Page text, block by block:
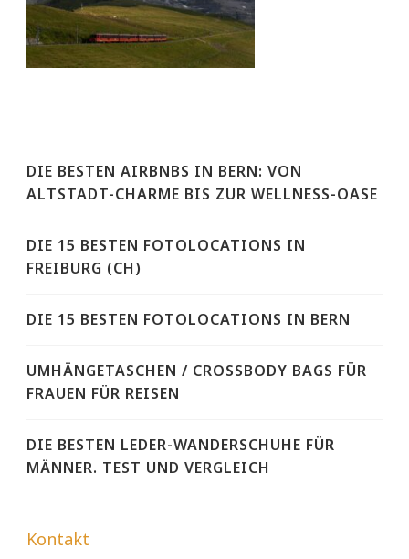
DIE BESTEN AIRBNBS IN BERN: VON
ALTSTADT-CHARME BIS ZUR WELLNESS-OASE
DIE 15 BESTEN FOTOLOCATIONS IN
FREIBURG (CH)
DIE 15 BESTEN FOTOLOCATIONS IN BERN
UMHÄNGETASCHEN / CROSSBODY BAGS FÜR
FRAUEN FÜR REISEN
DIE BESTEN LEDER-WANDERSCHUHE FÜR
MÄNNER. TEST UND VERGLEICH
Kontakt